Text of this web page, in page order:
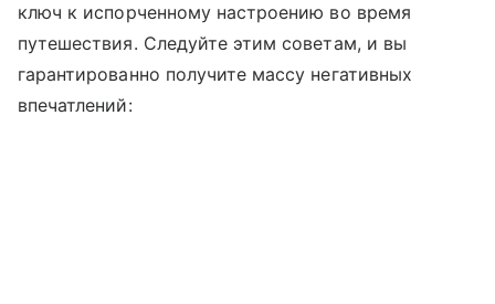
ключ к испорченному настроению во время
путешествия. Следуйте этим советам, и вы
гарантированно получите массу негативных
впечатлений: